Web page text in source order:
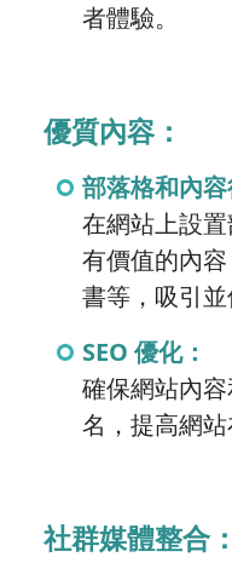
者體驗。
優質內容：
部落格和內容
在網站上設
有價值的內
書等，吸引並
SEO 優化：
確保網站內
名，提高網站
社群媒體整合：